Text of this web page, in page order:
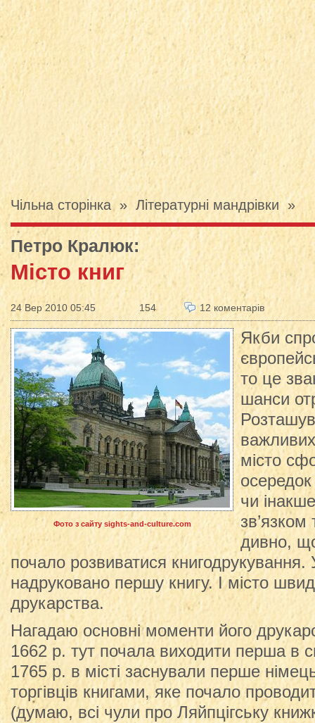
Чільна сторінка» Літературні мандрівки »
Петро Кралюк:
Місто книг
24 Вер 2010 05:45 154 12 коментарів
Фото з сайту sights-and-culture.com
Якби
то це
шанси
місто
осередок
чи
зв’язком
дивно,
почало розвиватися
надруковано першу книгу. І місто
друкарства.
Нагадаю основні моменти його
1662 р. тут почала виходити перша в
1765 р. в місті заснували перше
торгівців книгами, яке почало
(думаю, всі чули про Ляйпцігську